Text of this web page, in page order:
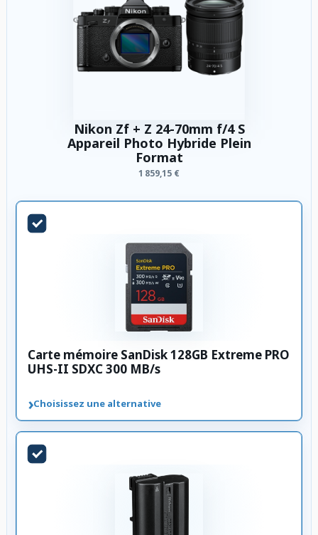
Nikon Zf + Z 24-70mm f/4 S
Appareil Photo Hybride Plein
Format
1 859,15 €
Carte mémoire SanDisk 128GB Extreme PRO
UHS-II SDXC 300 MB/s
›Choisissez une alternative